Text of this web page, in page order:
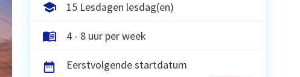
15 Lesdagen lesdag(en)
4 - 8 uur per week
Eerstvolgende startdatum